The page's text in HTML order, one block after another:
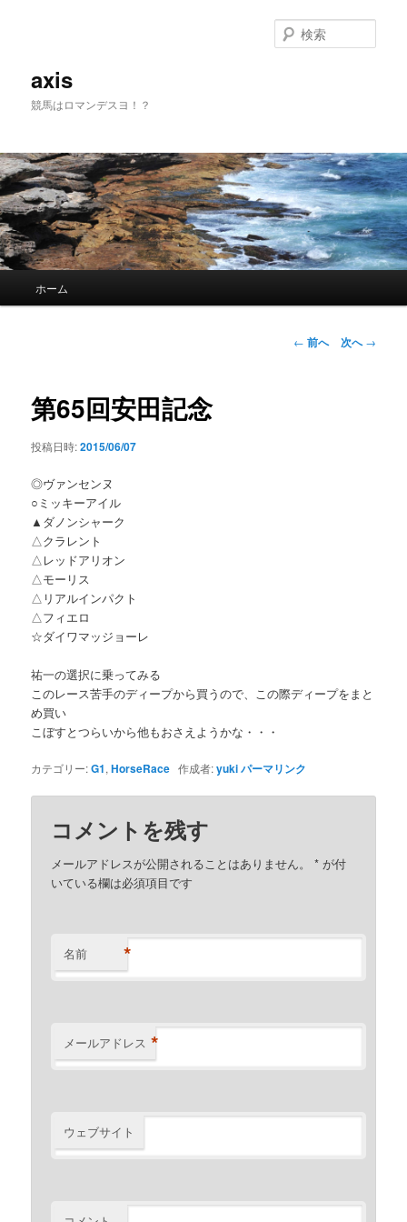
axis
競馬はロマンデスヨ！？
索
メインコンテンツへ移動
サブコンテンツへ移動
ホーム
投稿ナビゲーシ
← 前へ 次へ→
第65回安田記念
投稿日時:2015/06/07
◎ヴァンセンヌ
○ミッキーアイル
▲ダノンシャーク
△クラレント
△レッドアリオン
△モーリス
△リアルインパクト
△フィエロ
☆ダイワマッジョーレ
祐一の選択に乗ってみる
このレース苦手のディープから買うので、この際ディープをまと
め買い
こぼすとつらいから他もおさえようかな・・・
カテゴリー:G1,HorseRace 作成者:yukiパーマリンク
コメントを残す
メールアドレスが公開されることはありません。* が付
いている欄は必須項目です
名前 *
メールアドレス *
ウェブサイト